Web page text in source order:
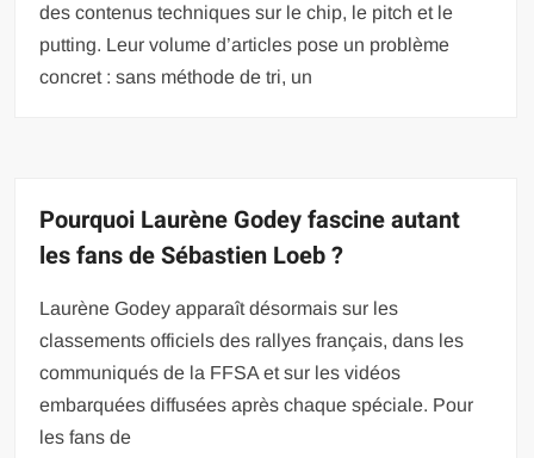
des contenus techniques sur le chip, le pitch et le
putting. Leur volume d’articles pose un problème
concret : sans méthode de tri, un
Pourquoi Laurène Godey fascine autant
les fans de Sébastien Loeb ?
Laurène Godey apparaît désormais sur les
classements officiels des rallyes français, dans les
communiqués de la FFSA et sur les vidéos
embarquées diffusées après chaque spéciale. Pour
les fans de